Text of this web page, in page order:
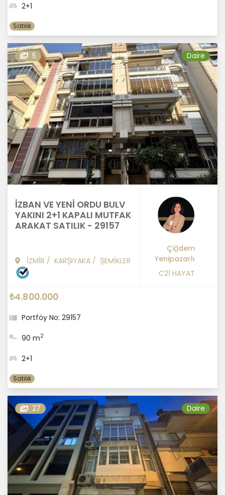
2+1
Satılık
5 Daire
İZBAN VE YENİ ORDU BULV
YAKINI 2+1 KAPALI MUTFAK
ARAKAT SATILIK - 29157
İZMİR / KARŞIYAKA / ŞEMİKLER
Çiğdem
Yenipazarlı
C21 HAYAT
₺4.800.000
Portföy No: 29157
90 m2
2+1
Satılık
27 Daire